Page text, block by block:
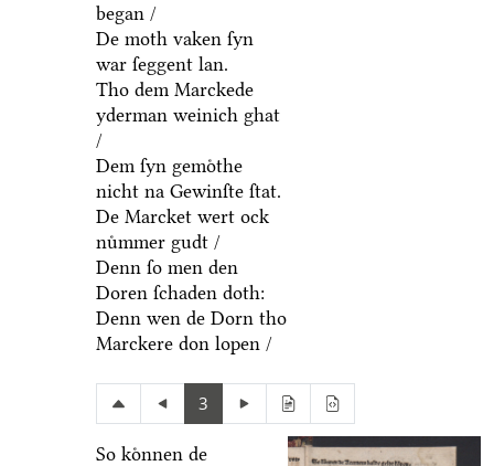
began /
De moth vaken ſyn
war ſeggent lan.
Tho dem Marckede
yderman weinich ghat
/
Dem ſyn gemoͤthe
nicht na Gewinſte ſtat.
De Marcket wert ock
nuͤmmer gudt /
Denn ſo men den
Doren ſchaden doth:
Denn wen de Dorn tho
Marckere don lopen /
3
So koͤnnen de